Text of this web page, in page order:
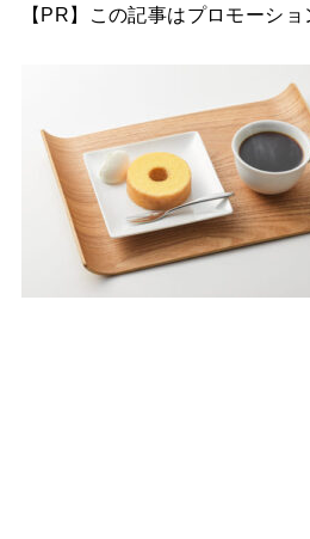
【PR】この記事はプロモーショ